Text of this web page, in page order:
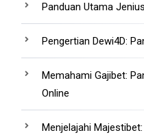
Panduan Utama
Pengertian Dewi4D:
Memahami Gajibet:
Online
Menjelajahi